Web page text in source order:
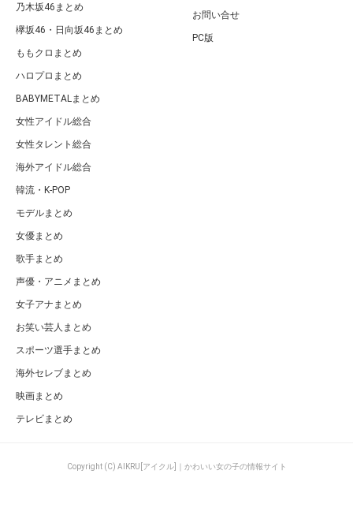
乃木坂46まとめ
欅坂46・日向坂46まとめ
ももクロまとめ
ハロプロまとめ
BABYMETALまとめ
女性アイドル総合
女性タレント総合
海外アイドル総合
韓流・K-POP
モデルまとめ
女優まとめ
歌手まとめ
声優・アニメまとめ
女子アナまとめ
お笑い芸人まとめ
スポーツ選手まとめ
海外セレブまとめ
映画まとめ
テレビまとめ
お問い合せ
PC版
Copyright (C) AIKRU[アイクル]｜かわいい女の子の情報サイト